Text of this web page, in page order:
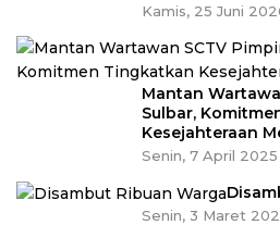
Kamis, 25 Juni
Mantan
Sulbar,
Kesejahteraan
Senin, 7 April 2025
Senin, 3 Maret